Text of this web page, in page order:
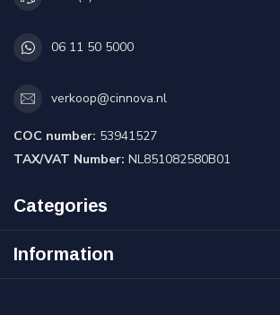
06 11 50 5000
verkoop@cinnova.nl
COC number: 53941527
TAX/VAT Number: NL851082580B01
Categories
Information